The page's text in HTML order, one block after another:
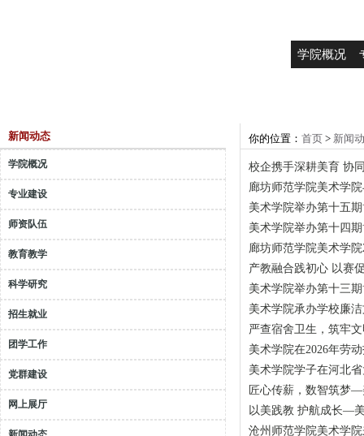
学院概况
新闻动态
学院概况
专业建设
师资队伍
教育教学
科学研究
招生就业
团学工作
党群建设
网上展厅
你的位置： 首页 > 新闻
校企携手深耕美育 协
廊坊师范学院美术学
美术学院举办第十五
美术学院举办第十四
廊坊师范学院美术学
产教融合践初心 以赛
美术学院举办第十三
美术学院承办学校廉
严查宿舍卫生，筑牢
美术学院在2026年劳
美术学院学子在河北
匠心传薪，数智筑梦—
以美践教 护航成长—
沧州师范学院美术学